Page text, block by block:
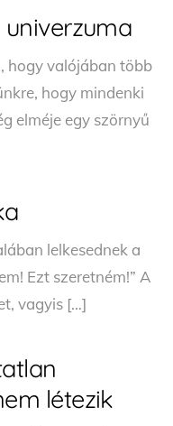
univerzuma
hogy valójában több
hogy mindenki
elméje egy szörnyű
lelkesednek a
Ezt szeretném!” A
vagyis […]
létezik